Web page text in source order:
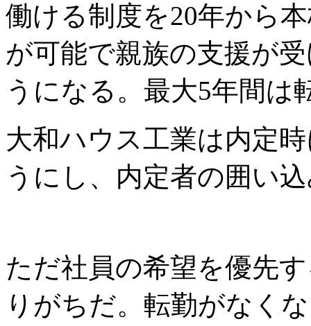
働ける制度を20年から
が可能で親族の支援が
うになる。最大5年間は
大和ハウス工業は内定
うにし、内定者の囲い
ただ社員の希望を優先
りがちだ。転勤がなく